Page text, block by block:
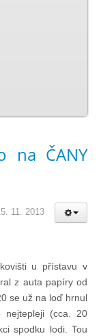
na ČANY
11. 2013
u přístavu v
z auta papíry od
se už na loď hrnul
nejtepleji (cca. 20
spodku lodi. Tou